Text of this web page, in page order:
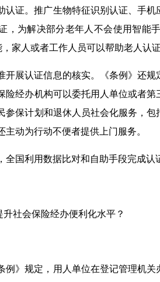
认证。推广生物特征识别认证、手
，为解决部分老年人不会使用智能
，家人或者工作人员可以帮助老人认
开展认证信息的核实。《条例》还
险经办机构可以委托用人单位或者
参保计划和退休人员社会化服务，
主动为行动不便者提供上门服务。
全国利用数据比对和自助手段完成认
社会保险经办便利化水平？
例》规定，用人单位在登记管理机